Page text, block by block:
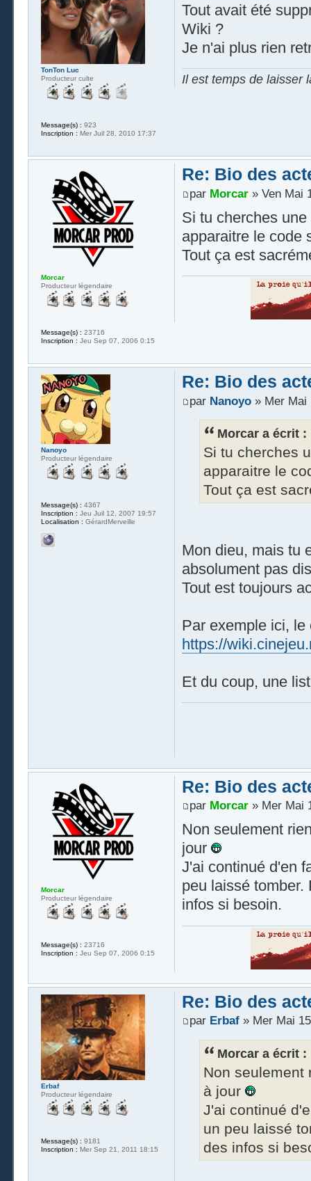
Tout avait été
Wiki ?
Je n'ai plus rien
Il est temps de laisser
TonTon Luc
Producteur culte
Message(s) : 923
Inscription : Mer Juil 28, 2010 17:37
Re: Bio des
par Morcar» Ven Mai
Si tu cherches
apparaitre le code
Tout ça est
Morcar
Producteur légendaire
Message(s) : 23716
Inscription : Jeu Sep 07, 2006 0:15
Re: Bio des
par Nanoyo» Mer Mai
Morcar a écrit :
Si tu cherches
apparaitre le
Tout ça est
Mon dieu, mais tu
absolument pas
Tout est toujours
Par exemple ici,
https://
Et du coup, une
Nanoyo
Producteur légendaire
Message(s) : 4367
Inscription : Jeu Juil 12, 2007 19:57
Localisation : GérardMerveille
Re: Bio des
par Morcar» Mer Mai
Non seulement
jour
J'ai continué d'en
peu laissé tomber.
infos si besoin.
Morcar
Producteur légendaire
Message(s) : 23716
Inscription : Jeu Sep 07, 2006 0:15
Re: Bio des
par Erbaf» Mer Mai
Morcar a écrit :
Non seulement
à jour
J'ai continué
un peu laissé
des infos si
Erbaf
Producteur légendaire
Message(s) : 9181
Inscription : Mer Sep 21, 2011 18:15